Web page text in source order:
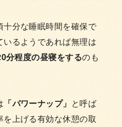
分な睡眠時間を確保で
るようであれば無理は
分程度の昼寝をするのも
「パワーナップ」 と呼ば
上げる有効な休憩の取